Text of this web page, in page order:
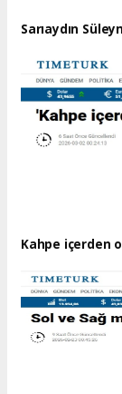
Sarıaydın
Kahpe içerden